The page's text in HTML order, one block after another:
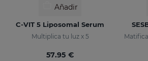
Añadir
C-VIT 5 Liposomal Serum
Multiplica tu luz x 5
57.95 €